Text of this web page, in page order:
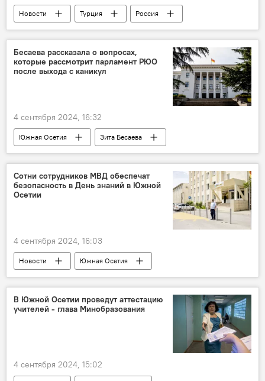
Новости Турция
Россия
БРИКС
Политика
Бесаева рассказала о вопросах,
которые рассмотрит парламент РЮО
после выхода с каникул
4 сентября 2024, 16:32
Южная Осетия
Зита Бесаева
Парламент Южной Осетии
Сотни сотрудников МВД обеспечат
безопасность в День знаний в Южной
Осетии
4 сентября 2024, 16:03
Новости
Южная Осетия
Образование
Общество
МВД Южной Осетии
В Южной Осетии проведут аттестацию
учителей - глава Минобразования
4 сентября 2024, 15:02